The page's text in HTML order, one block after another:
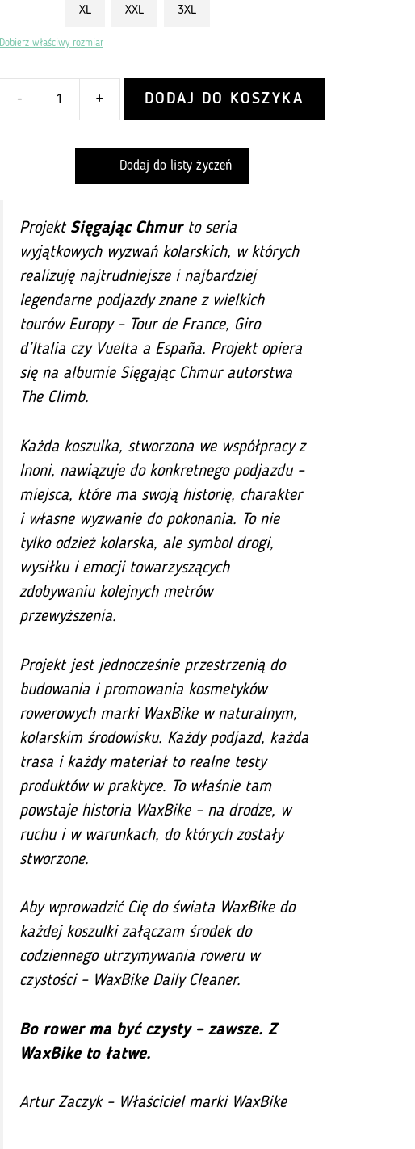
XL XXL 3XL
Dobierz właściwy rozmiar
-
Puerto
Palomas
+ DODAJ DO KOSZYKA
Dodaj do listy życzeń
Projekt Sięgając Chmurto seria
wyjątkowych wyzwań kolarskich, w których
realizuję najtrudniejsze i najbardziej
legendarne podjazdy znane z wielkich
tourów Europy – Tour de France, Giro
d’Italia czy Vuelta a España. Projekt opiera
się na albumie Sięgając Chmurautorstwa
The Climb.
Każda koszulka, stworzona we współpracy z
Inoni, nawiązuje do konkretnego podjazdu –
miejsca, które ma swoją historię, charakter
i własne wyzwanie do pokonania. To nie
tylko odzież kolarska, ale symbol drogi,
wysiłku i emocji towarzyszących
zdobywaniu kolejnych metrów
przewyższenia.
Projekt jest jednocześnie przestrzenią do
budowania i promowania kosmetyków
rowerowych marki WaxBike w naturalnym,
kolarskim środowisku. Każdy podjazd, każda
trasa i każdy materiał to realne testy
produktów w praktyce. To właśnie tam
powstaje historia WaxBike – na drodze, w
ruchu i w warunkach, do których zostały
stworzone.
Aby wprowadzić Cię do świata WaxBike do
każdej koszulki załączam środek do
codziennego utrzymywania roweru w
czystości – WaxBike Daily Cleaner.
Bo rower ma być czysty – zawsze. Z
WaxBike to łatwe.
Artur Zaczyk – Właściciel marki WaxBike